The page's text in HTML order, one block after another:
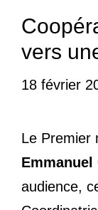
vers
18 février
Le Premier
Emmanuel
audience,